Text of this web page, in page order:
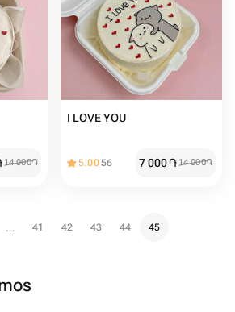
14 000֏
I LOVE YOU ️
5.0056 7 000֏14 000֏
... 41 42 43 44 45